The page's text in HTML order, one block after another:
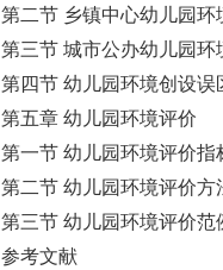
第二节 乡镇中心幼儿园环
第三节 城市公办幼儿园环
第四节 幼儿园环境创设误
第五章 幼儿园环境评价
第一节 幼儿园环境评价指
第二节 幼儿园环境评价方
第三节 幼儿园环境评价范
参考文献